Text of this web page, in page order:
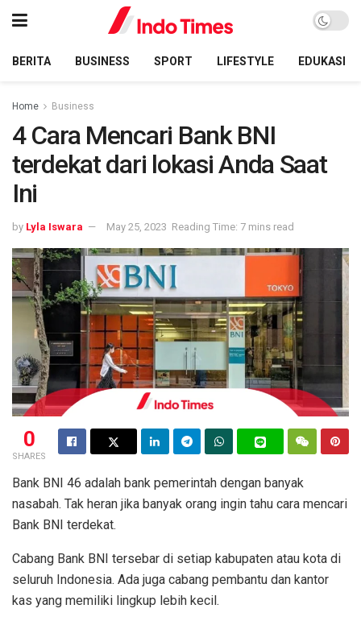
BERITA BUSINESS SPORT LIFESTYLE EDUKASI
Home Business
4 Cara Mencari Bank BNI
terdekat dari lokasi Anda Saat
Ini
by Lyla Iswara May 25, 2023 Reading Time: 7 mins read
0
SHARES
Bank BNI 46 adalah bank pemerintah dengan banyak
nasabah. Tak heran jika banyak orang ingin tahu cara mencari
Bank BNI terdekat.
Cabang Bank BNI tersebar di setiap kabupaten atau kota di
seluruh Indonesia. Ada juga cabang pembantu dan kantor
kas yang memiliki lingkup lebih kecil.